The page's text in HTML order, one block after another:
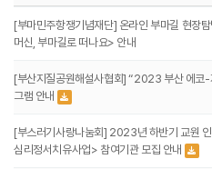
[부마민주항쟁기념재단] 온라인 부마길 현장
머신, 부마길로 떠나요> 안내
[부산지질공원해설사협회] “2023 부산 에코-
그램 안내
[부스러기사랑나눔회] 2023년 하반기 교원
심리정서치유사업> 참여기관 모집 안내